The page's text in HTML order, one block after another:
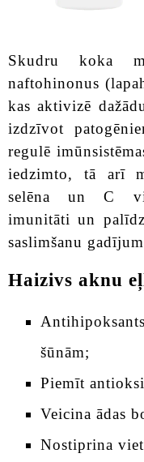
Skudru koka
naftohinonus
kas aktivizē
izdzīvot
regulē
iedzimto, tā arī
selēna un C
imunitāti un
saslimšanu
Haizivs aknu
šūnām;
Piemīt
Veicina ādas
Nostiprina